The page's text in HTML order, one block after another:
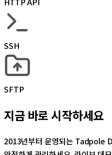
SSH
SFTP
지금 바로 시작하세요
2013년부터 운영되는 Tadpole